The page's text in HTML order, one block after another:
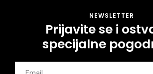
NEWSLETTER
Prijavite se i
specijalne